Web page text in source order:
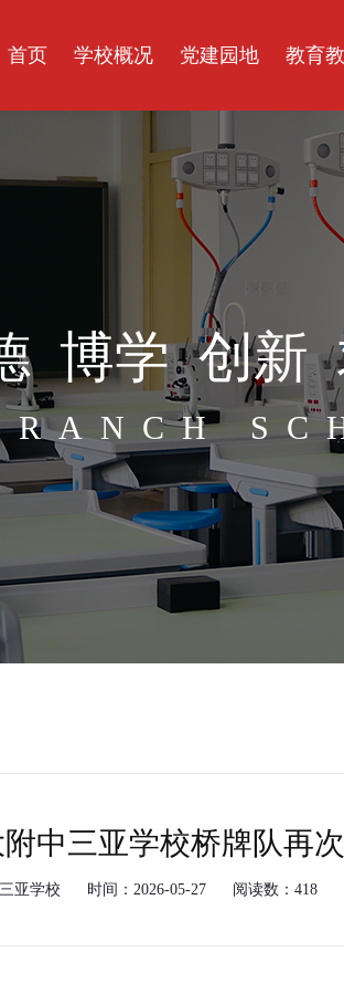
首页 学校概况 党建园地 教育
博学  创新
中三亚学校桥牌队再
亚学校 时间：2026-05-27 阅读数：418